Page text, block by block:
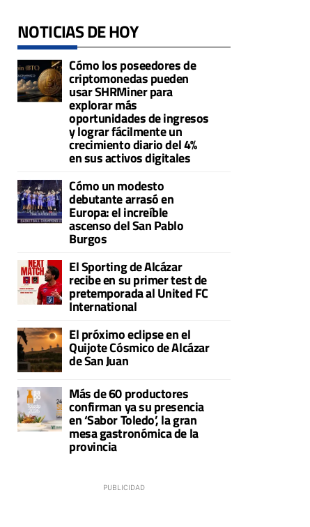
NOTICIAS DE HOY
Cómo los poseedores de
criptomonedas pueden
usar SHRMiner para
explorar más
oportunidades de ingresos
y lograr fácilmente un
crecimiento diario del 4%
en sus activos digitales
Cómo un modesto
debutante arrasó en
Europa: el increíble
ascenso del San Pablo
Burgos
El Sporting de Alcázar
recibe en su primer test de
pretemporada al United FC
International
El próximo eclipse en el
Quijote Cósmico de Alcázar
de San Juan
Más de 60 productores
confirman ya su presencia
en ‘Sabor Toledo’, la gran
mesa gastronómica de la
provincia